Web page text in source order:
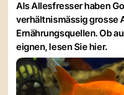
Als Allesfresser haben
verhältnismässig grosse
Ernährungsquellen. Ob
eignen, lesen Sie hier.